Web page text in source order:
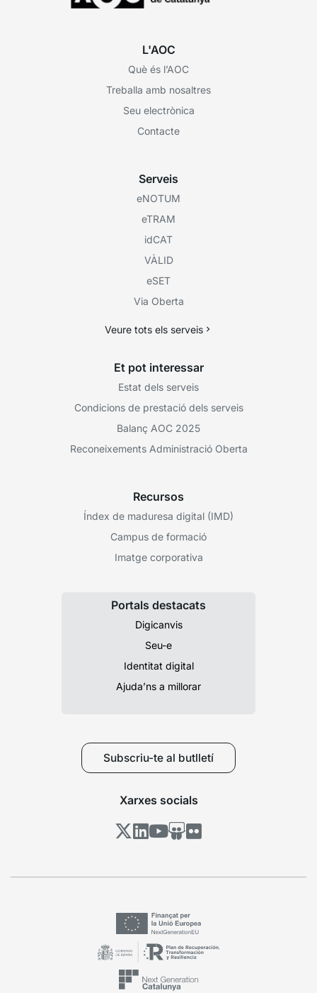
L'AOC
Què és l’AOC
Treballa amb nosaltres
Seu electrònica
Contacte
Serveis
eNOTUM
eTRAM
idCAT
VÀLID
eSET
Via Oberta
Veure tots els serveis
Et pot interessar
Estat dels serveis
Condicions de prestació dels serveis
Balanç AOC 2025
Reconeixements Administració Oberta
Recursos
Índex de maduresa digital (IMD)
Campus de formació
Imatge corporativa
Portals destacats
Digicanvis
Seu-e
Identitat digital
Ajuda’ns a millorar
Subscriu-te al butlletí
Xarxes socials